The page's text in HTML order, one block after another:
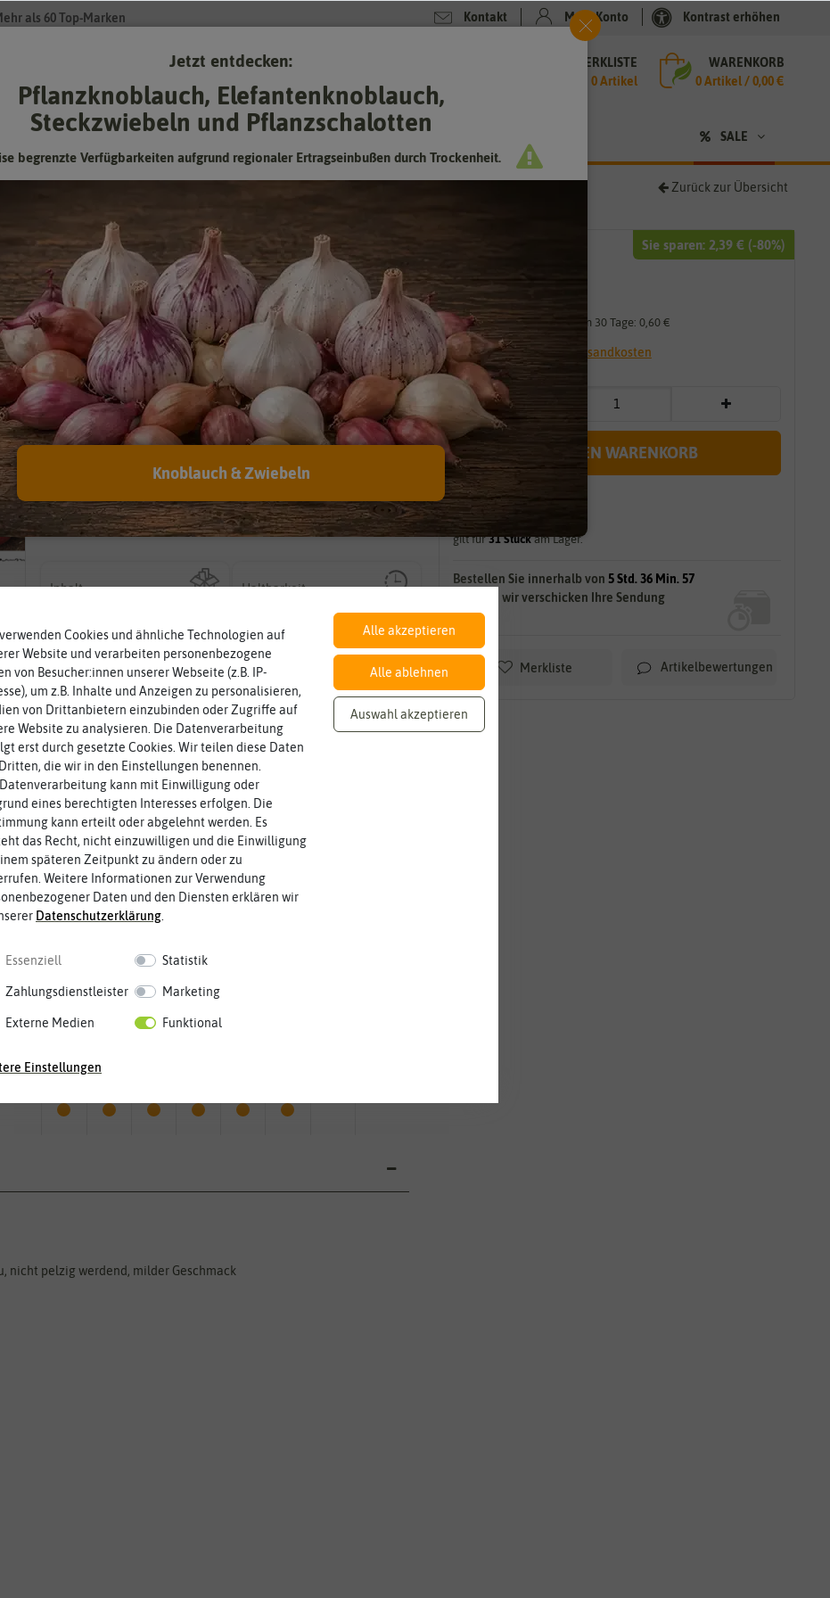
als 60 Top-Marken Kontakt Mein Konto Kontrast erhöhen
MERKLISTE
0 Artikel
WARENKORB
0Artikel /0,00 €
SALE
Zurück zur Übersicht
Sie sparen: 2,39 € (-80%)
0,60 €
Niedrigster Preis der letzten 30 Tage: 0,60 €
* inkl. 7% MwSt. zzgl. Versandkosten
IN DEN WARENKORB
sofort lieferbar
gilt für31Stückam Lager.
Bestellen Sie innerhalb von 5 Std. 36 Min. 56
und wir verschicken Ihre Sendung
HEUTE!
Merkliste Artikelbewertungen
Radieschen Parat (Saatband) [MHD
01/2024]
Mindesthaltbarkeitsdatum (MHD) überschritten oder
fast erreicht:
Kann man abgelaufenes Saatgut trotzdem noch
verwenden?
18005-cp
Inhalt Haltbarkeit
Zeitpunkt, bis zu dem das Saat-
Standort
sonnig
Wie viel Licht benötigt die
Pflanze? (schattig, halbschattig,
sonnig, vollsonnig) Lebensdauer
einjährig
Pflanzen werden kategorisiert in:
einjährig, zweijährig oder
mehrjährig.
Fruchtfarbe
pink
Die Farbe der reifen Frucht, die
sie nach dem Reifungsprozess hat.
nicht pelzig werdend, milder Geschmack
Cookies und ähnliche Technologien auf
Website und verarbeiten personenbezogene
von Besucher:innen unserer Webseite (z.B. IP-
um z.B. Inhalte und Anzeigen zu personalisieren,
von Drittanbietern einzubinden oder Zugriffe auf
Website zu analysieren. Die Datenverarbeitung
erst durch gesetzte Cookies. Wir teilen diese Daten
die wir in den Einstellungen benennen.
kann mit Einwilligung oder
eines berechtigten Interesses erfolgen. Die
kann erteilt oder abgelehnt werden. Es
das Recht, nicht einzuwilligen und die Einwilligung
späteren Zeitpunkt zu ändern oder zu
Weitere Informationen zur Verwendung
Daten und den Diensten erklären wir
Daten­schutz­erklärung
Essenziell Statistik
Zahlungsdienstleister Marketing
Externe Medien Funktional
Einstellungen
Alle akzeptieren
Alle ablehnen
Auswahl akzeptieren
Jetzt entdecken:
Pflanzknoblauch, Elefantenknoblauch,
Steckzwiebeln und Pflanzschalotten
begrenzte Verfügbarkeiten aufgrund regionaler Ertragseinbußen durch Trockenheit.
Knoblauch & Zwiebeln